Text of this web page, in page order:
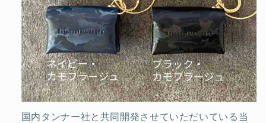
国内タンナー社と共同開発させていただいている当